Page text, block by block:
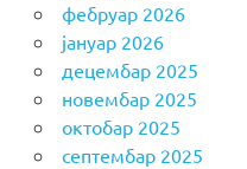
фебруар 2026
јануар 2026
децембар 2025
новембар 2025
октобар 2025
септембар 2025